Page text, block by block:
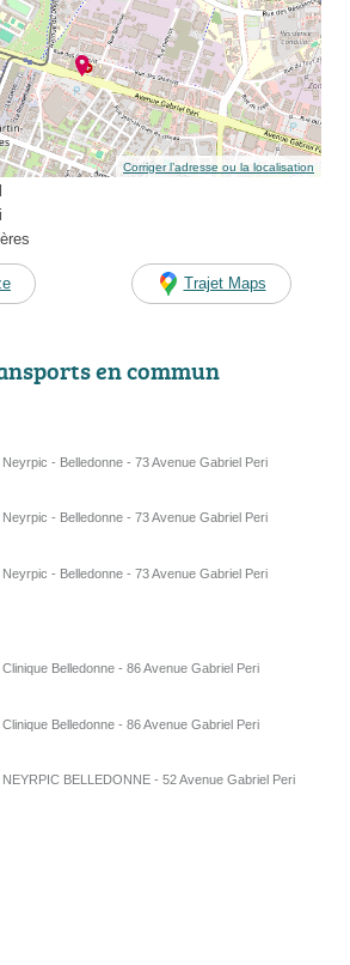
Corriger l’adresse ou la localisation
Trajet Maps
en commun
- Belledonne - 73 Avenue Gabriel Peri
- Belledonne - 73 Avenue Gabriel Peri
- Belledonne - 73 Avenue Gabriel Peri
Belledonne - 86 Avenue Gabriel Peri
Belledonne - 86 Avenue Gabriel Peri
BELLEDONNE - 52 Avenue Gabriel Peri